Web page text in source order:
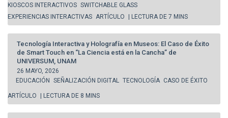
KIOSCOS INTERACTIVOS SWITCHABLE GLASS
EXPERIENCIAS INTERACTIVAS ARTÍCULO | LECTURA DE 7 MINS
Tecnología Interactiva y Holografía en Museos: El Caso de Éxito
de Smart Touch en “La Ciencia está en la Cancha” de
UNIVERSUM, UNAM
26 MAYO, 2026
EDUCACIÓN SEÑALIZACIÓN DIGITAL TECNOLOGÍA CASO DE ÉXITO
ARTÍCULO | LECTURA DE 8 MINS